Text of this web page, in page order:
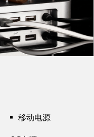
移动电源